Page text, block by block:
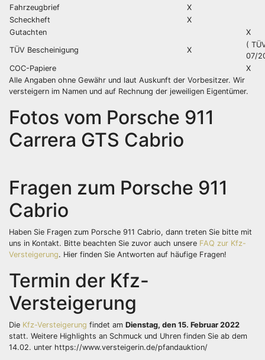
Fahrzeugbrief
X
Scheckheft
X
Gutachten
X
TÜV Bescheinigung
X
(
07/
COC-Papiere
X
Alle Angaben ohne Gewähr und laut Auskunft der Vorbesitzer. Wir
versteigern im Namen und auf Rechnung der jeweiligen Eigentümer.
Fotos vom Porsche 911
Carrera GTS Cabrio
Fragen zum Porsche 911
Cabrio
Haben Sie Fragen zum Porsche 911 Cabrio, dann treten Sie bitte mit
uns in Kontakt. Bitte beachten Sie zuvor auch unsere FAQ zur Kfz-
Versteigerung. Hier finden Sie Antworten auf häufige Fragen!
Termin der Kfz-
Versteigerung
Die Kfz-Versteigerung findet am Dienstag, den 15. Februar 2022
statt. Weitere Highlights an Schmuck und Uhren finden Sie ab dem
14.02. unter https://www.versteigerin.de/pfandauktion/